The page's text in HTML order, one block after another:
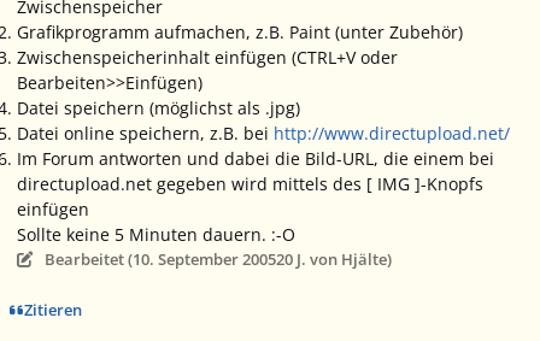
Zwischenspeicher
Grafikprogramm aufmachen, z.B. Paint (unter Zubehör)
Zwischenspeicherinhalt einfügen (CTRL+V oder
Bearbeiten>>Einfügen)
Datei speichern (möglichst als .jpg)
Datei online speichern, z.B. bei http://www.directupload.net/
Im Forum antworten und dabei die Bild-URL, die einem bei
directupload.net gegeben wird mittels des [ IMG ]-Knopfs
einfügen
Sollte keine 5 Minuten dauern. :-O
Bearbeitet (10. September 200520 J. von Hjälte)
Zitieren